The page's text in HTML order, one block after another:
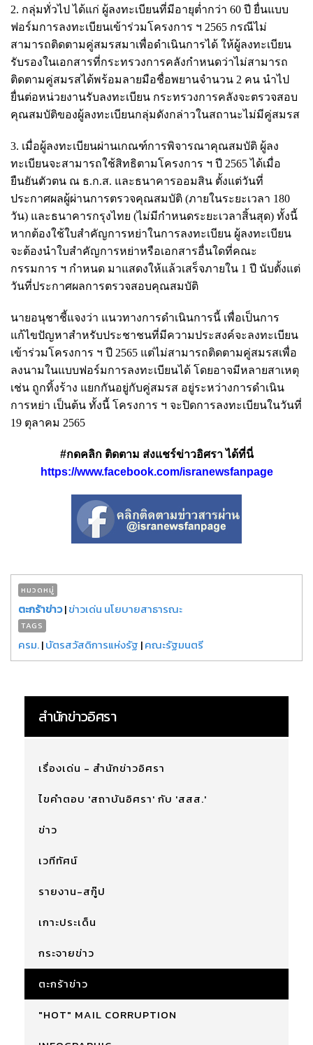
2. กลุ่มทั่วไป ได้แก่ ผู้ลงทะเบียนที่มีอายุต่ำกว่า 60 ปี ยื่นแบบ
ฟอร์มการลงทะเบียนเข้าร่วมโครงการ ฯ 2565 กรณีไม่
สามารถติดตามคู่สมรสมาเพื่อดำเนินการได้ ให้ผู้ลงทะเบียน
รับรองในเอกสารที่กระทรวงการคลังกำหนดว่าไม่สามารถ
ติดตามคู่สมรสได้พร้อมลายมือชื่อพยานจำนวน 2 คน นำไป
ยื่นต่อหน่วยงานรับลงทะเบียน กระทรวงการคลังจะตรวจสอบ
คุณสมบัติของผู้ลงทะเบียนกลุ่มดังกล่าวในสถานะไม่มีคู่สมรส
3. เมื่อผู้ลงทะเบียนผ่านเกณฑ์การพิจารณาคุณสมบัติ ผู้ลง
ทะเบียนจะสามารถใช้สิทธิตามโครงการ ฯ ปี 2565 ได้เมื่อ
ยืนยันตัวตน ณ ธ.ก.ส. และธนาคารออมสิน ตั้งแต่วันที่
ประกาศผลผู้ผ่านการตรวจคุณสมบัติ (ภายในระยะเวลา 180
วัน) และธนาคารกรุงไทย (ไม่มีกำหนดระยะเวลาสิ้นสุด) ทั้งนี้
หากต้องใช้ใบสำคัญการหย่าในการลงทะเบียน ผู้ลงทะเบียน
จะต้องนำใบสำคัญการหย่าหรือเอกสารอื่นใดที่คณะ
กรรมการ ฯ กำหนด มาแสดงให้แล้วเสร็จภายใน 1 ปี นับตั้งแต่
วันที่ประกาศผลการตรวจสอบคุณสมบัติ
นายอนุชาชี้แจงว่า แนวทางการดำเนินการนี้ เพื่อเป็นการ
แก้ไขปัญหาสำหรับประชาชนที่มีความประสงค์จะลงทะเบียน
เข้าร่วมโครงการ ฯ ปี 2565 แต่ไม่สามารถติดตามคู่สมรสเพื่อ
ลงนามในแบบฟอร์มการลงทะเบียนได้ โดยอาจมีหลายสาเหตุ
เช่น ถูกทิ้งร้าง แยกกันอยู่กับคู่สมรส อยู่ระหว่างการดำเนิน
การหย่า เป็นต้น ทั้งนี้ โครงการ ฯ จะปิดการลงทะเบียนในวันที่
19 ตุลาคม 2565
#กดคลิก ติดตาม ส่งแชร์ข่าวอิศรา ได้ที่นี่
https://www.facebook.com/isranewsfanpage
หมวดหมู่
ตะกร้าข่าว|ข่าวเด่น นโยบายสาธารณะ
TAGS
ครม.|บัตรสวัสดิการแห่งรัฐ |คณะรัฐมนตรี
สำนักข่าวอิศรา
เรื่องเด่น - สำนักข่าวอิศรา
ไขคำตอบ 'สถาบันอิศรา' กับ 'สสส.'
ข่าว
เวทีทัศน์
รายงาน-สกู๊ป
เกาะประเด็น
กระจายข่าว
ตะกร้าข่าว
"HOT" MAIL CORRUPTION